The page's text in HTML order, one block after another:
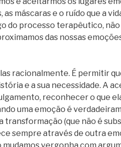
máscaras e o ruído que a
do processo terapêutico,
das nossas
racionalmente. É permitir
e a sua necessidade. A
reconhecer o que
uma emoção é
transformação (que não é
sempre através de outra